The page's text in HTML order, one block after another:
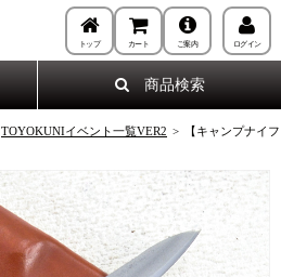
トップ カート ご案内 ログイン
商品検索
TOYOKUNIイベント一覧VER2 >
【キャンプナイフ